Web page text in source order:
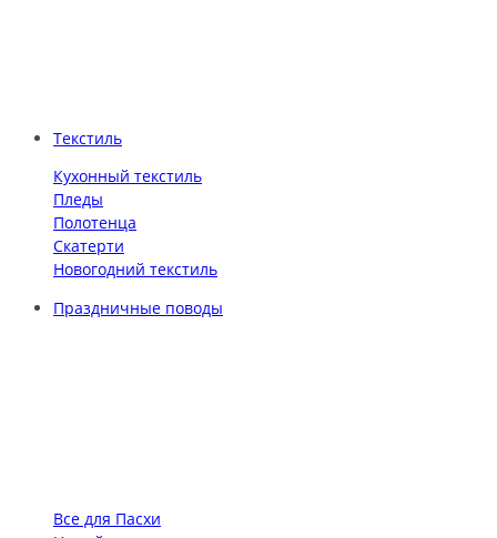
Текстиль
Кухонный текстиль
Пледы
Полотенца
Скатерти
Новогодний текстиль
Праздничные поводы
Все для Пасхи